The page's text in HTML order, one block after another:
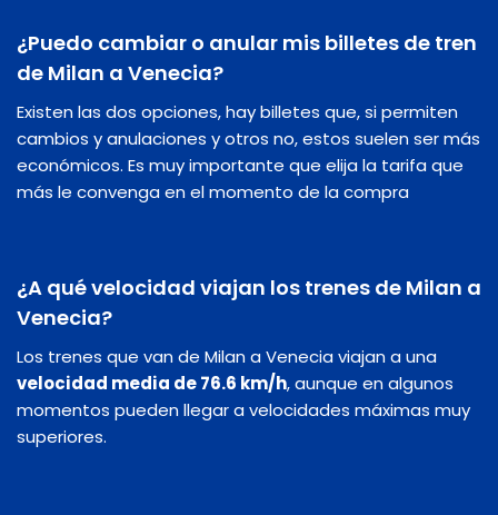
¿Puedo cambiar o anular mis billetes de tren
de Milan a Venecia?
Existen las dos opciones, hay billetes que, si permiten
cambios y anulaciones y otros no, estos suelen ser más
económicos. Es muy importante que elija la tarifa que
más le convenga en el momento de la compra
¿A qué velocidad viajan los trenes de Milan a
Venecia?
Los trenes que van de Milan a Venecia viajan a una
velocidad media de 76.6 km/h, aunque en algunos
momentos pueden llegar a velocidades máximas muy
superiores.